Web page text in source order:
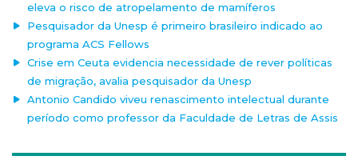
eleva o risco de atropelamento de mamíferos
Pesquisador da Unesp é primeiro brasileiro indicado ao
programa ACS Fellows
Crise em Ceuta evidencia necessidade de rever políticas
de migração, avalia pesquisador da Unesp
Antonio Candido viveu renascimento intelectual durante
período como professor da Faculdade de Letras de Assis